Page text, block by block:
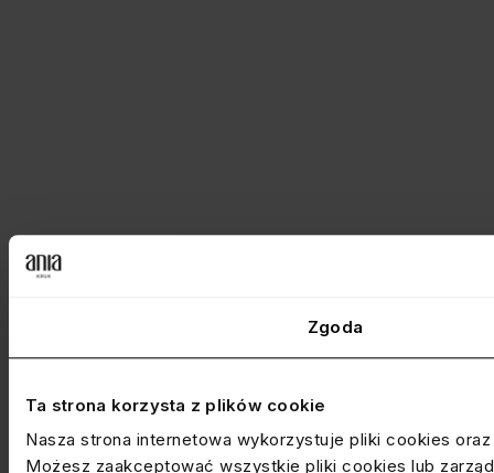
Zgoda
Ta strona korzysta z plików cookie
Nasza strona internetowa wykorzystuje pliki cookies
Możesz zaakceptować wszystkie pliki cookies lub